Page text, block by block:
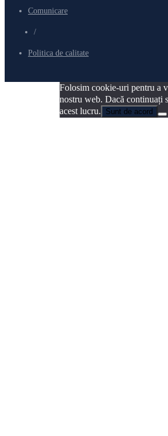
Comunicare
/
Politica de calitate
Folosim cookie-uri pentru a
nostru web. Dacă continuați
acest lucru.
Sunt de acord